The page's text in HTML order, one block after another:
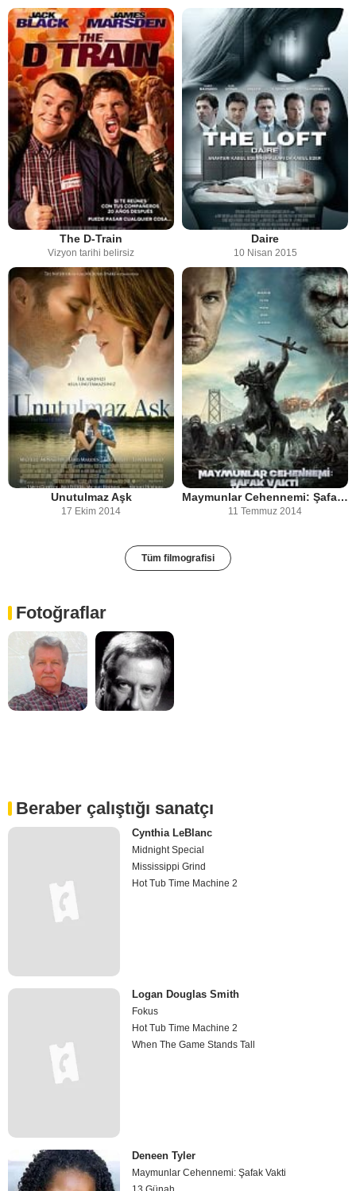
The D-Train
Vizyon tarihi belirsiz
Daire
10 Nisan 2015
Unutulmaz Aşk
17 Ekim 2014
Maymunlar Cehennemi: Şafak Vakti
11 Temmuz 2014
Tüm filmografisi
Fotoğraflar
Beraber çalıştığı sanatçı
Cynthia LeBlanc
Midnight Special
Mississippi Grind
Hot Tub Time Machine 2
Logan Douglas Smith
Fokus
Hot Tub Time Machine 2
When The Game Stands Tall
Deneen Tyler
Maymunlar Cehennemi: Şafak Vakti